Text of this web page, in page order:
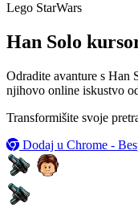
Lego StarWars
Han Solo
Odradite avanture s Han
njihovo online iskustvo
Transformišite svoje
Dodaj u Chrome -